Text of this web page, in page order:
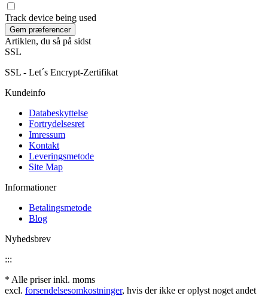
Track device being used
Artiklen, du så på sidst
SSL
SSL - Let´s Encrypt-Zertifikat
Kundeinfo
Databeskyttelse
Fortrydelsesret
Imressum
Kontakt
Leveringsmetode
Site Map
Informationer
Betalingsmetode
Blog
Nyhedsbrev
:::
* Alle priser inkl. moms
excl. forsendelsesomkostninger, hvis der ikke er oplyst noget andet